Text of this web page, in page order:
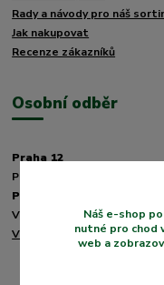
Rady a návody pro náš
Jak nakupovat
Recenze zákazníků
Osobní odběr
Praha 12
Podchýšská 129, 143 00
Průhonice
V Zahradách 171, 252 43
Více informací zde.
Náš e-shop
nutné pro chod
web a